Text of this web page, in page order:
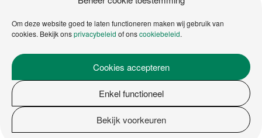
Om deze website goed te laten functioneren maken wij gebruik van
cookies. Bekijk onsprivacybeleid of onscookiebeleid.
Cookies accepteren
Enkel functioneel
Bekijk voorkeuren
Mail
Telefoonnummer